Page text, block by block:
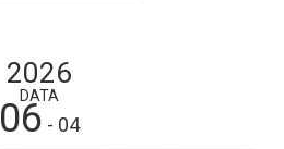
2026
DATA
06 - 04